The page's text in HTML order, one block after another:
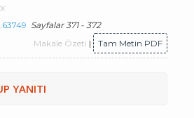
Sayfalar 371 - 372
Makale Özeti | Tam Metin PDF
YANITI